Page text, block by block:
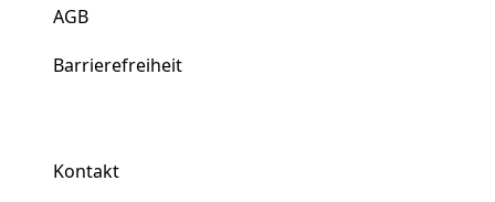
AGB
Barrierefreiheit
Kontakt